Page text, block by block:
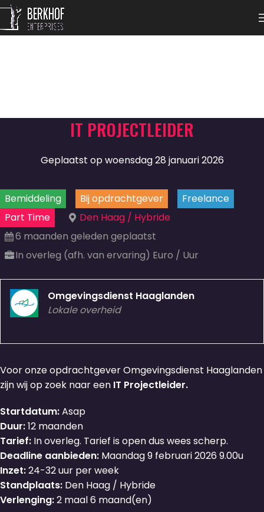
IT PROJECTLEIDER
Geplaatst op woensdag 28 januari 2026
Bemiddeling Bij opdrachtgever
Freelance
Part Time
Den Haag / Hybride
6 maanden geleden geplaatst
In overleg (afh. van ervaring) Euro / Uur
Omgevingsdienst Haaglanden
Lokale overheid
Voor onze opdrachtgever Omgevingsdienst Haaglanden
zijn wij op zoek naar een IT Projectleider.
Startdatum:Asap
Duur:12 maanden
Tarief: In overleg. Tarief is open dus wees scherp.
Deadline aanbieden: Maandag 9 februari 2026 9.00u
Inzet:24-32 uur per week
Standplaats: Den Haag / Hybride
Verlenging:2 maal 6 maand(en)